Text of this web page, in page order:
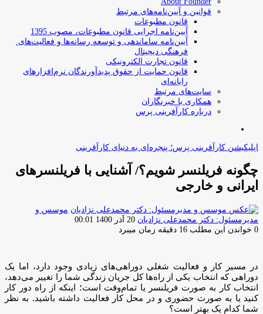
قوانین و آیین‌نامه‌های مرتبط
‌قانون مطبوعات
آیین‌نامه اجرایی قانون مطبوعات، مصوب 1395
آیین‌نامه سامان­دهی و توسعه رسانه­‌ها و فعالیت‌­های
فرهنگی دیجیتال
قانون تجارت الکترونیکی
قانون حمایت از حقوق پدیدآورندگان نرم‌افزارهای
رایانه‌ای
سایت‌های مرتبط
همکاری با خبرنگاران
درباره کارآفرینی پرس
اپلیکیشن کارآفرینی پرس؛ پنجره‌ای به دنیای کارآفرینی
چگونه فریلنسر شویم؟/ آشنایی با فریلنسرهای
ایرانی و خارجی
موسس و
مدیرمسئول: دکتر محمدعلی نژادیان ارسال
ایمیل
20 آذر 1400 00:01
0 خواندن این مطلب 16 دقیقه زمان میبرد
در مسیر کار و فعالیت شغلی دوراهی‌های زیادی وجود دارد، اما یک
دوراهی که انتخاب یکی از راه‌ها کل جریان زندگی شما را تغییر می‌دهد،
انتخاب کار به صورت فریلنسر یا تمام‌وقت است؛ اینکه از راه دور کار
کنید یا به صورت حضوری و در محل کار فعالیت داشته باشید. به نظر
شما کدام یک بهتر است؟